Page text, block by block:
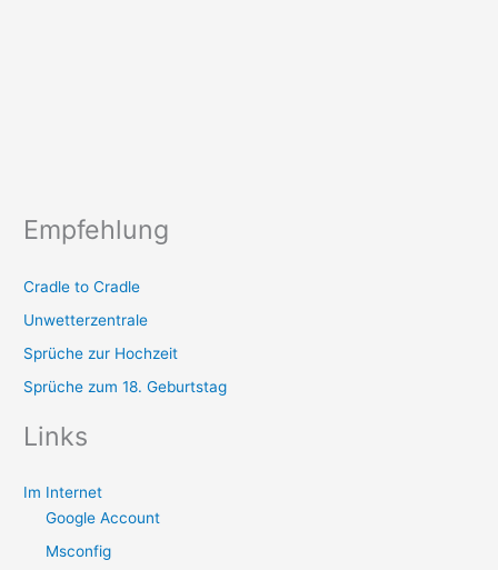
Empfehlung
Cradle to Cradle
Unwetterzentrale
Sprüche zur Hochzeit
Sprüche zum 18. Geburtstag
Links
Im Internet
Google Account
Msconfig